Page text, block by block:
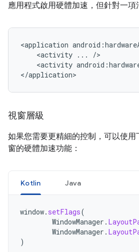
應用程式啟用硬體加速，但針對一項
<application
<activity ...
<activity
</application>
視窗層級
如果您需要更精細的控制，可以使
窗的硬體加速功能：
Kotlin Java
window. setFlags(
WindowManager .
WindowManager .
)